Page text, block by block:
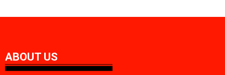
ABOUT US